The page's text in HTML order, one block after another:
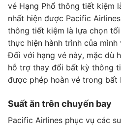
vé Hạng Phổ thông tiết kiệm
nhất hiện được Pacific
thông tiết kiệm là lựa chọn
thực hiện hành trình của
Đối với hạng vé này, mặc dù
hỗ trợ thay đổi bất kỳ thông
được phép hoàn vé trong bất
Suất ăn trên chuyến bay
Pacific Airlines phục vụ các